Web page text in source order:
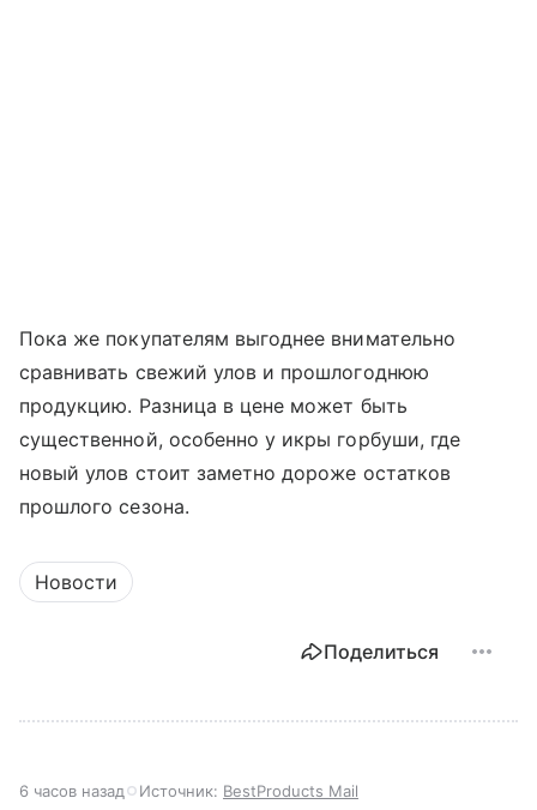
Пока же покупателям выгоднее внимательно
сравнивать свежий улов и прошлогоднюю
продукцию. Разница в цене может быть
существенной, особенно у икры горбуши, где
новый улов стоит заметно дороже остатков
прошлого сезона.
Новости
Поделиться
6 часов назад Источник: BestProducts Mail